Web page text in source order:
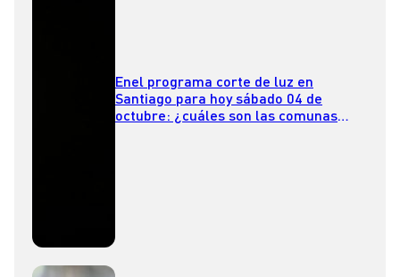
Enel programa corte de luz en
Santiago para hoy sábado 04 de
octubre: ¿cuáles son las comunas